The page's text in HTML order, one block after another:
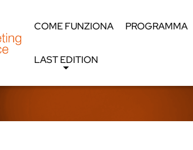
COME FUNZIONA PROGRAMMA
LAST EDITION